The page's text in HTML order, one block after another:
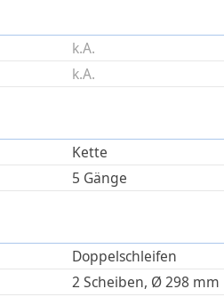
k.A.
k.A.
Kette
5 Gänge
Doppelschleifen
2 Scheiben, Ø 298 mm